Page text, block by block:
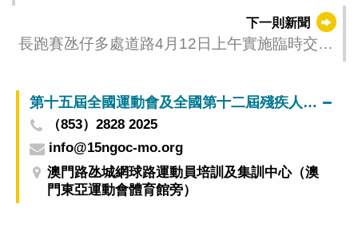
園及望廈山市政公園舉行，設有健康資訊推廣
下一則新聞
長跑賽氹仔多處道路4月12日上午實施臨時交通
第十五屆全國運動會及全國第十二屆殘疾人運動會暨第九屆特殊奧林匹克運動會澳門賽區籌備辦公室
（853）2828 2025
info@15ngoc-mo.org
澳門路氹城網球路運動員培訓及集訓中心（澳
門東亞運動會體育館旁）